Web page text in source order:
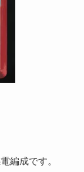
編成です。